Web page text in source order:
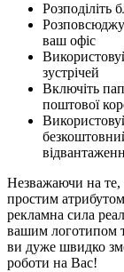
Розподіліть
ваш офіс
зустрічей
Включіть
поштової
Незважаючи на те,
простим
рекламна сила
вашим логотипом
ви дуже швидко
роботи на Вас!